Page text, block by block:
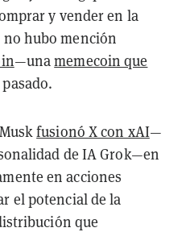
y vender en la
hubo mención
—unamemecoin que
fusionó X con xAI—
de IA Grok—en
en acciones
el potencial de la
que